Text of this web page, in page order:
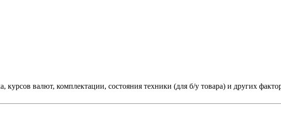
курсов валют, комплектации, состояния техники (для б/у товара) и других